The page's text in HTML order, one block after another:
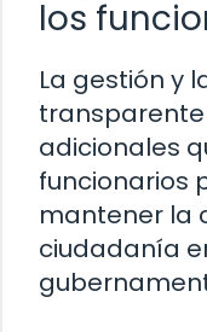
los
La gestión y
adicionales
funcionarios
mantener la
ciudadanía